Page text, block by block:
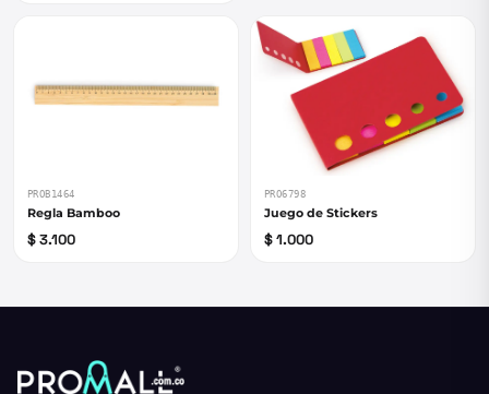
PROB1464
Regla Bamboo
$ 3.100
PRO6798
Juego de Stickers
$ 1.000